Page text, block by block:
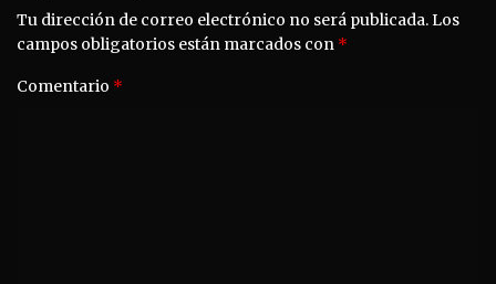
Tu dirección de correo electrónico no será publicada.Los
campos obligatorios están marcados con *
Comentario *